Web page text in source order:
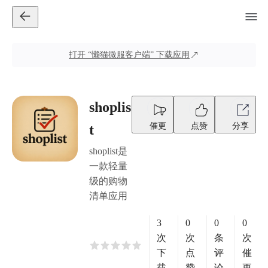
打开 “懒猫微服客户端” 下载应用
shoplis
t
shoplist是
一款轻量
级的购物
清单应用
催更 点赞 分享
3
次
下
0
次
点
0
条
评
0
次
催